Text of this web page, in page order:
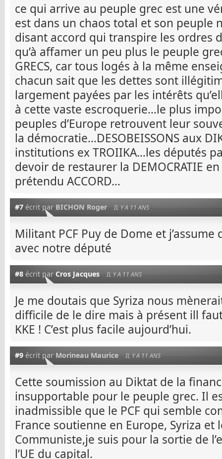
ce qui arrive au peuple grec est une
est dans un chaos total et son peuple
disant accord qui transpire les ordres
qu’à affamer un peu plus le peuple
GRECS, car tous logés à la même
chacun sait que les dettes sont
largement payées par les intérêts
à cette vaste escroquerie…le plus
peuples d’Europe retrouvent leur
la démocratie…DESOBEISSONS aux
institutions ex TROIIKA…les députés
devoir de restaurer la DEMOCRATIE
prétendu ACCORD…
#7 écrit par BICHON Roger IL Y A 11 ANS
Militant PCF Puy de Dome et j’assume
avec notre député
#8 écrit par Cros Jacques IL Y A 11 ANS
Je me doutais que Syriza nous
difficile de le dire mais à présent ill
KKE ! C’est plus facile aujourd’hui.
#9 écrit par Morineau Maurice IL Y A 11 ANS
Cette soumission au Diktat de la
insupportable pour le peuple grec. Il
inadmissible que le PCF qui semble
France soutienne en Europe, Syriza et
Communiste,je suis pour la sortie de
l’UE du capital.